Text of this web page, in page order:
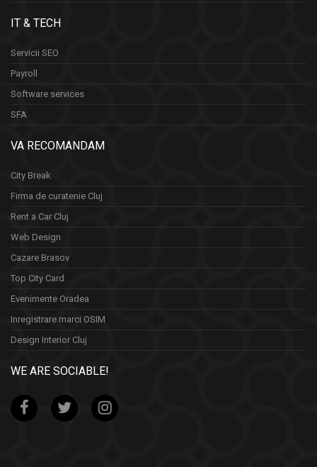
IT & TECH
Servicii SEO
Payroll
Software services
SFA
VA RECOMANDAM
City Break
Firma de curatenie Cluj
Rent a Car Cluj
Web Design
Cazare Brasov
Top City Card
Evenimente Oradea
Inregistrare marci OSIM
Design Interior Cluj
WE ARE SOCIABLE!